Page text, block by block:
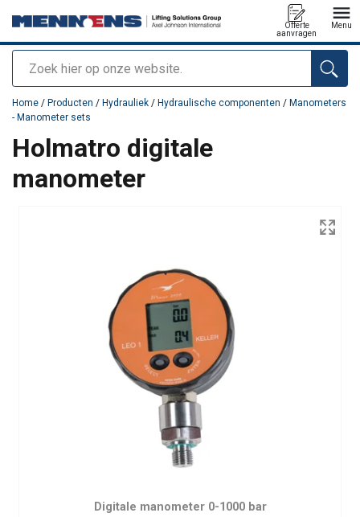
Zoeken
Offerte
aanvragen
Menu
toegevoegd aan uw offerte
Home / Producten / Hydrauliek / Hydraulische componenten / Manometers
- Manometer sets
Holmatro digitale
manometer
Digitale manometer 0-1000 bar